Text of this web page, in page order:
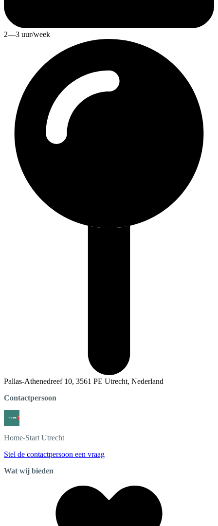
2—3 uur/week
Pallas-Athenedreef 10, 3561 PE Utrecht, Nederland
Contactpersoon
Home-Start Utrecht
Stel de contactpersoon een vraag
Wat wij bieden